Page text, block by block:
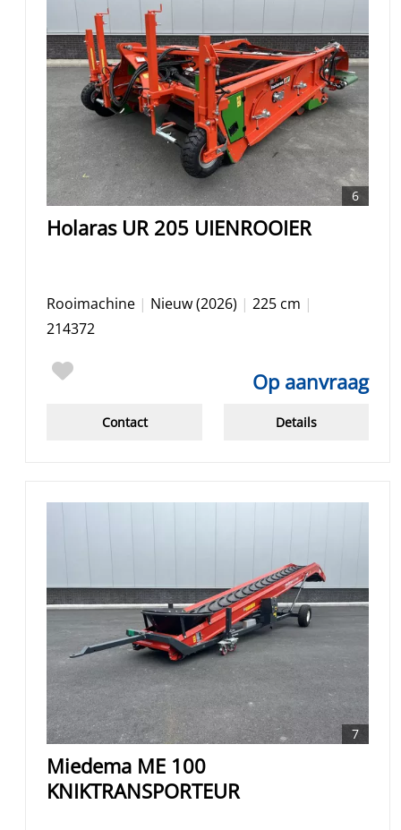
6
Holaras UR 205 UIENROOIER
Rooimachine | Nieuw (2026) | 225 cm |
214372
Op aanvraag
Details
Contact
7
Miedema ME 100
KNIKTRANSPORTEUR